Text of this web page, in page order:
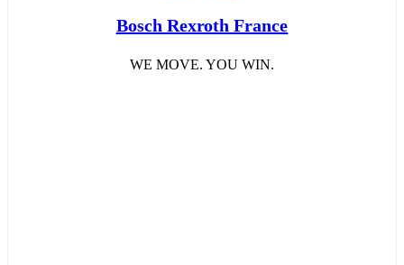
Bosch Rexroth France
WE MOVE. YOU WIN.